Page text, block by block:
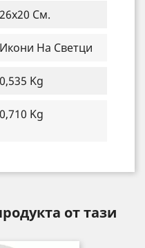
26x20 См.
Икони На Светци
0,535 Kg
0,710 Kg
от тази